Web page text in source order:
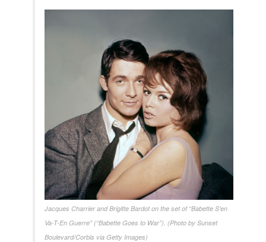
Jacques Charrier and Brigitte Bardot on the set of “Babette S’en
Va-T-En Guerre” (“Babette Goes to War”). (Photo by Sunset
Boulevard/Corbis via Getty Images)